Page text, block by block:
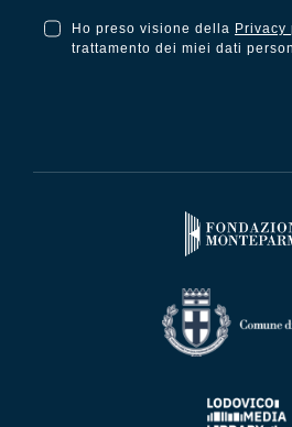
Ho preso visione della Privacy
trattamento dei miei dati